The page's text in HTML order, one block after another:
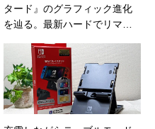
タード』のグラフィック進化
を辿る。最新ハードでリマス
クはどこまで進化しているの
か？GAMECUBE、Wii、Switc
hによるハード別比較